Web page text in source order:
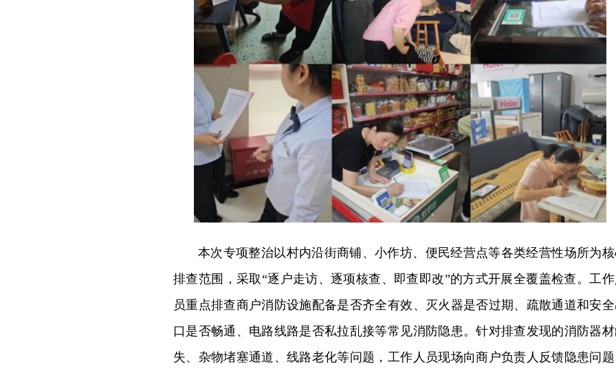
本次专项整治以村内沿街商铺、小作坊、便民经营点等各类经营性场所为
排查范围，采取“逐户走访、逐项核查、即查即改”的方式开展全覆盖检查。工作
员重点排查商户消防设施配备是否齐全有效、灭火器是否过期、疏散通道和安全
口是否畅通、电路线路是否私拉乱接等常见消防隐患。针对排查发现的消防器
失、杂物堵塞通道、线路老化等问题，工作人员现场向商户负责人反馈隐患问题